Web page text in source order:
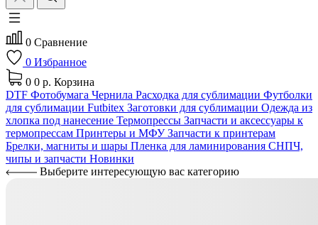
0 Сравнение
0 Избранное
0 0 р. Корзина
DTF Фотобумага Чернила Расходка для сублимации Футболки
для сублимации Futbitex Заготовки для сублимации Одежда из
хлопка под нанесение Термопрессы Запчасти и аксессуары к
термопрессам Принтеры и МФУЗапчасти к принтерам
Брелки, магниты и шары Пленка для ламинирования СНПЧ,
чипы и запчасти Новинки
Выберите интересующую вас категорию